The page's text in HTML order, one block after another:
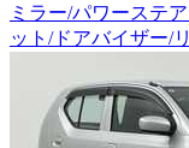
ミラー/パワーステ
ット/ドアバイザー/